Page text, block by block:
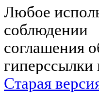
Любое
соблюдении
соглашения
гиперссылки
Старая